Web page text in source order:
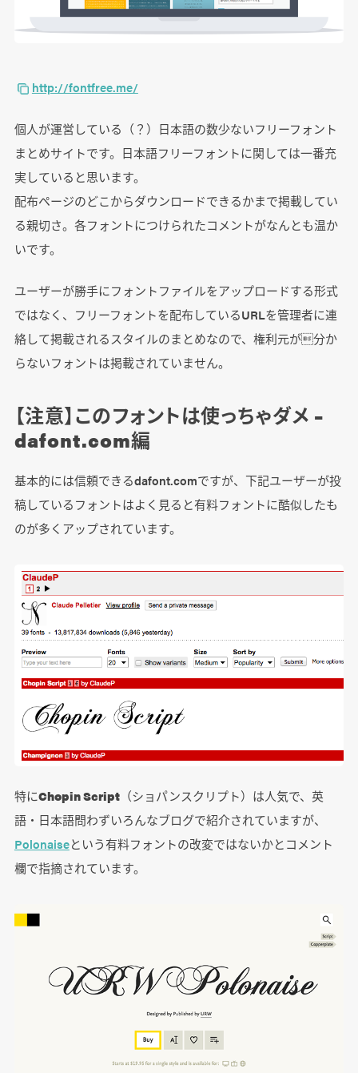
http://fontfree.me/
個人が運営している（？）日本語の数少ないフリーフォント
まとめサイトです。日本語フリーフォントに関しては一番充
実していると思います。
配布ページのどこからダウンロードできるかまで掲載してい
る親切さ。各フォントにつけられたコメントがなんとも温か
いです。
ユーザーが勝手にフォントファイルをアップロードする形式
ではなく、フリーフォントを配布しているURLを管理者に連
絡して掲載されるスタイルのまとめなので、権利元が分か
らないフォントは掲載されていません。
【注意】このフォントは使っちゃダメ –
dafont.com編
基本的には信頼できるdafont.comですが、下記ユーザーが投
稿しているフォントはよく見ると有料フォントに酷似したも
のが多くアップされています。
特にChopin Script（ショパンスクリプト）は人気で、英
語・日本語問わずいろんなブログで紹介されていますが、
Polonaiseという有料フォントの改変ではないかとコメント
欄で指摘されています。